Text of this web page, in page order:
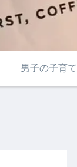
男子の子育て